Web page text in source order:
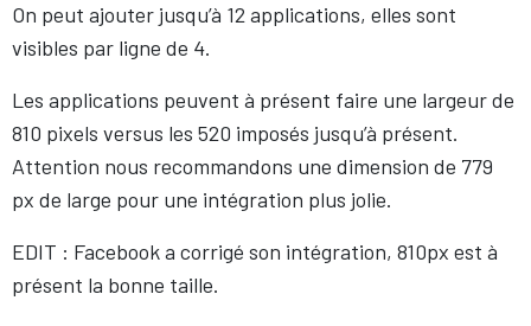
On peut ajouter jusqu’à 12 applications, elles sont
visibles par ligne de 4.
Les applications peuvent à présent faire une largeur de
810 pixels versus les 520 imposés jusqu’à présent.
Attention nous recommandons une dimension de 779
px de large pour une intégration plus jolie.
EDIT : Facebook a corrigé son intégration, 810px est à
présent la bonne taille.